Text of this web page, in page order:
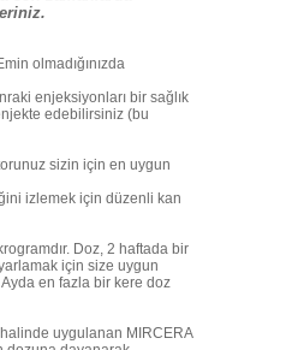
olmadığınızda
enjeksiyonları bir sağlık
edebilirsiniz (bu
sizin için en uygun
izlemek için düzenli kan
Doz, 2 haftada bir
için size uygun
en fazla bir kere doz
uygulanan MIRCERA